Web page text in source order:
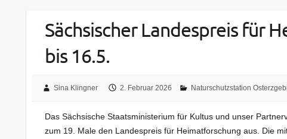
Sächsischer Landespreis für
bis 16.5.
Sina Klingner 2. Februar 2026 Naturschutzstation
Das Sächsische Staatsministerium für Kultus und unser
zum 19. Male den Landespreis für Heimatforschung aus. Die